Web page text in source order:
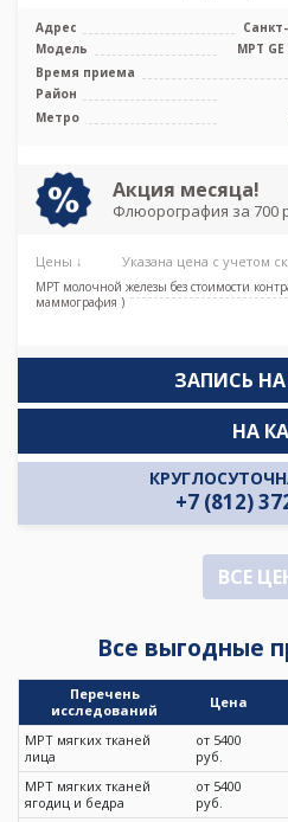
Адрес
Модель
МРТ GЕ
Время приема
Район
Метро
Акция месяца!
Флюорография за 700
Цены ↓ Указана цена с учетом
МРТ молочной железы без стоимости
маммография )
ЗАПИСЬ
+7 (812)
НА
ВСЕ
Все выгодные
Перечень
исследований
Цена
МРТ мягких тканей
лица
от 5400
руб.
МРТ мягких тканей
ягодиц и бедра
от 5400
руб.